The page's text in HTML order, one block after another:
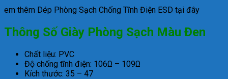
em thêm Dép Phòng Sạch Chống Tĩnh Điện ESD tại đây
Thông Số Giày Phòng Sạch Màu Đen
Chất liệu: PVC
Độ chống tĩnh điện: 106Ω – 109Ω
Kích thước: 35 – 47